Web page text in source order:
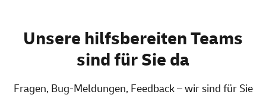
Unsere hilfsbereiten Teams
sind für Sie da
Fragen, Bug-Meldungen, Feedback – wir sind für Sie